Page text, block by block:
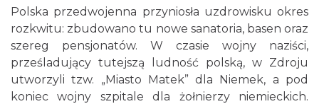
Polska przedwojenna przyniosła uzdrowisku okres
rozkwitu: zbudowano tu nowe sanatoria, basen oraz
szereg pensjonatów. W czasie wojny naziści,
prześladujący tutejszą ludność polską, w Zdroju
utworzyli tzw. „Miasto Matek” dla Niemek, a pod
koniec wojny szpitale dla żołnierzy niemieckich.